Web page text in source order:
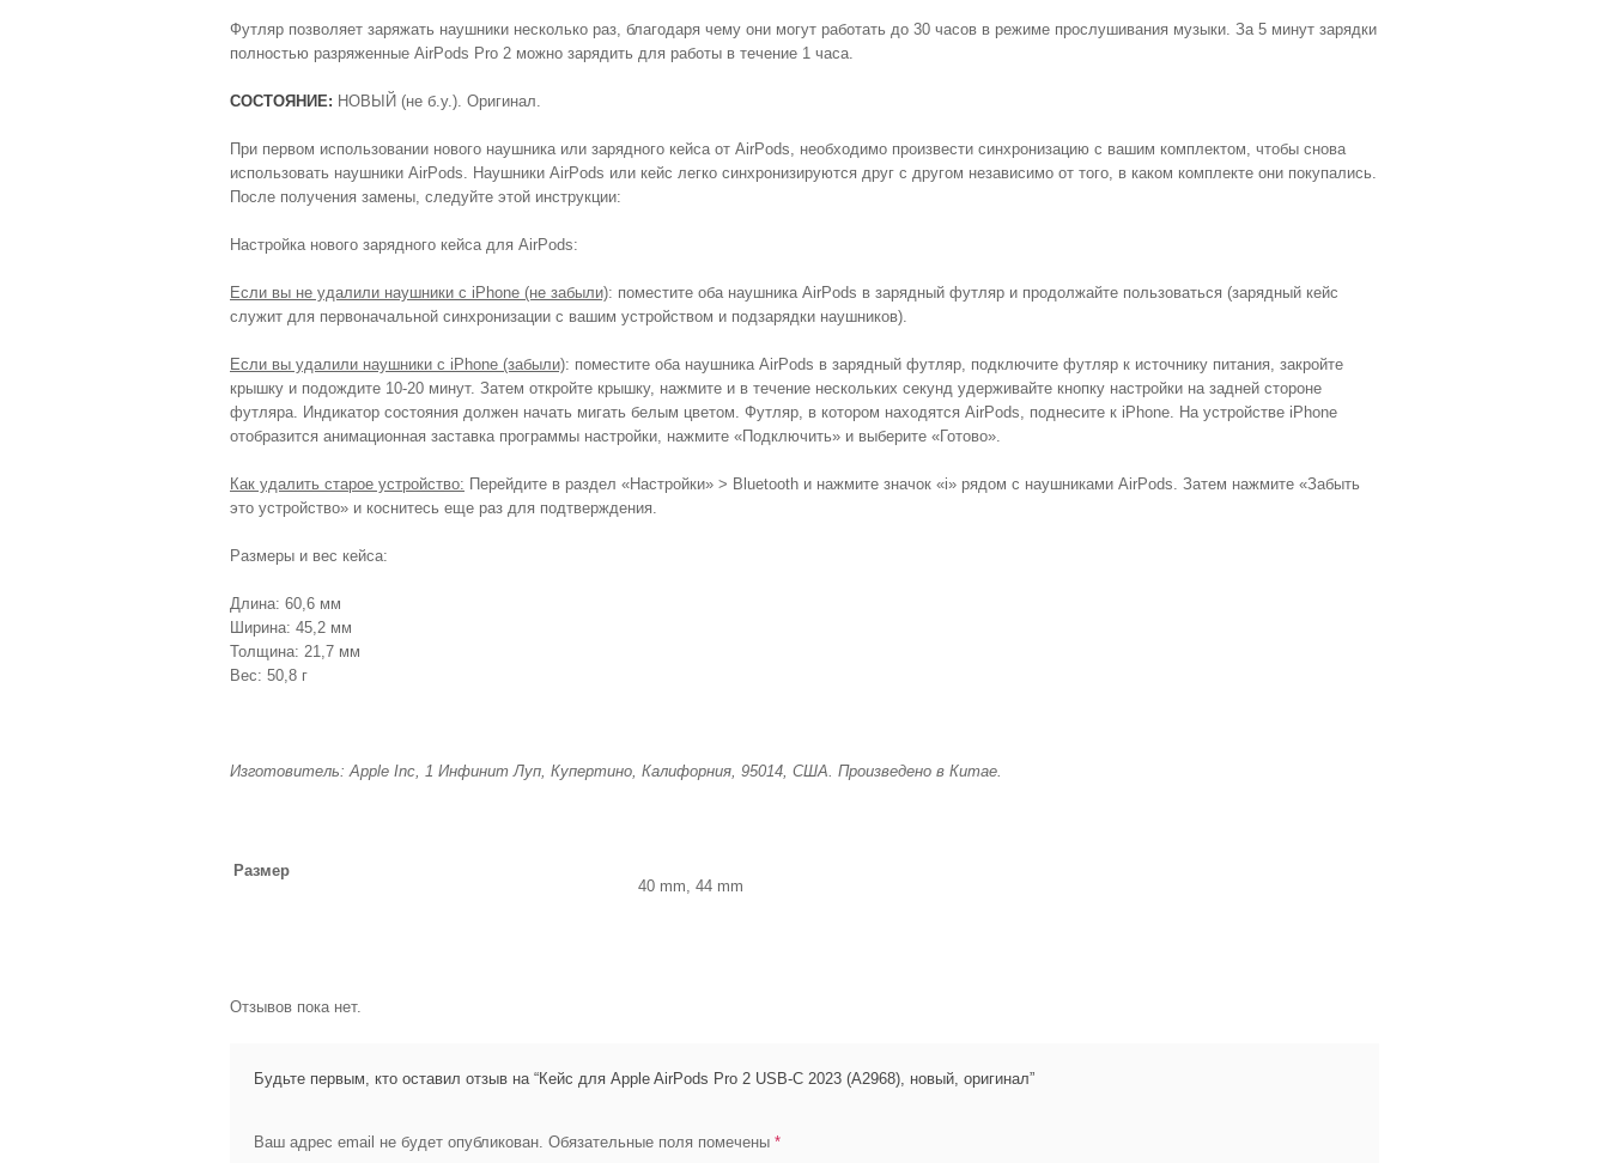
Футляр позволяет заряжать наушники несколько раз, благодаря чему они могут работать до 30 часов в режиме прослушивания музыки. За 5 минут зарядки
полностью разряженные AirPods Pro 2 можно зарядить для работы в течение 1 часа.
СОСТОЯНИЕ: НОВЫЙ (не б.у.). Оригинал.
При первом использовании нового наушника или зарядного кейса от AirPods, необходимо произвести синхронизацию с вашим комплектом, чтобы снова
использовать наушники AirPods. Наушники AirPods или кейс легко синхронизируются друг с другом независимо от того, в каком комплекте они покупались.
После получения замены, следуйте этой инструкции:
Настройка нового зарядного кейса для AirPods:
Если вы не удалили наушники с iPhone (не забыли): поместите оба наушника AirPods в зарядный футляр и продолжайте пользоваться (зарядный кейс
служит для первоначальной синхронизации с вашим устройством и подзарядки наушников).
Если вы удалили наушники с iPhone (забыли): поместите оба наушника AirPods в зарядный футляр, подключите футляр к источнику питания, закройте
крышку и подождите 10-20 минут. Затем откройте крышку, нажмите и в течение нескольких секунд удерживайте кнопку настройки на задней стороне
футляра. Индикатор состояния должен начать мигать белым цветом. Футляр, в котором находятся AirPods, поднесите к iPhone. На устройстве iPhone
отобразится анимационная заставка программы настройки, нажмите «Подключить» и выберите «Готово».
Как удалить старое устройство: Перейдите в раздел «Настройки» > Bluetooth и нажмите значок «i» рядом с наушниками AirPods. Затем нажмите «Забыть
это устройство» и коснитесь еще раз для подтверждения.
Размеры и вес кейса:
Длина: 60,6 мм
Ширина: 45,2 мм
Толщина: 21,7 мм
Вес: 50,8 г
Изготовитель: Apple Inc, 1 Инфинит Луп, Купертино, Калифорния, 95014, США. Произведено в Китае.
Размер
40 mm, 44 mm
Отзывов пока нет.
Будьте первым, кто оставил отзыв на “Кейс для Apple AirPods Pro 2 USB-C 2023 (A2968), новый, оригинал”
Ваш адрес email не будет опубликован. Обязательные поля помечены *